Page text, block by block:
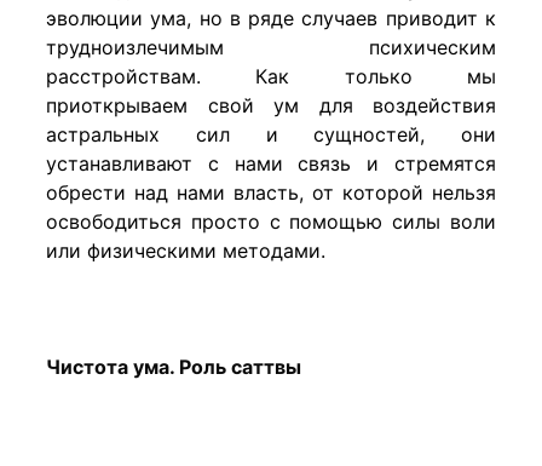
эволюции ума, но в ряде случаев приводит к
трудноизлечимым психическим
расстройствам. Как только мы
приоткрываем свой ум для воздействия
астральных сил и сущностей, они
устанавливают с нами связь и стремятся
обрести над нами власть, от которой нельзя
освободиться просто с помощью силы воли
или физическими методами.
Чистота ума. Роль саттвы